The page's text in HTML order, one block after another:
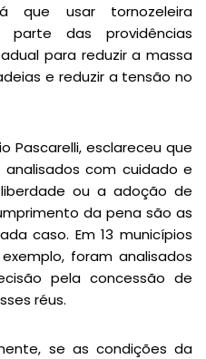
que usar tornozeleira
das providências
para reduzir a massa
e reduzir a tensão no
Pascarelli, esclareceu que
com cuidado e
ou a adoção de
da pena são as
caso. Em 13 municípios
foram analisados
pela concessão de
réus.
se as condições da